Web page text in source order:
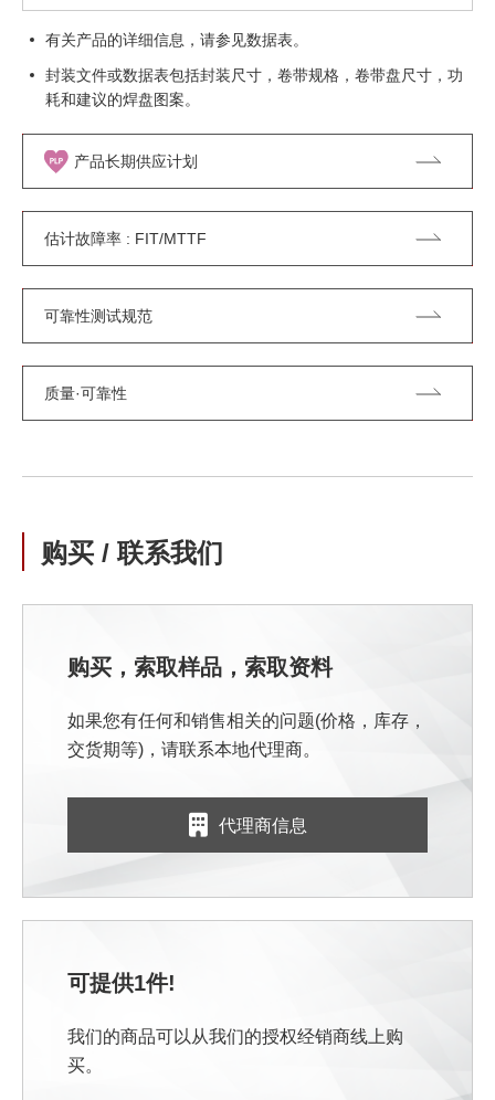
有关产品的详细信息，请参见数据表。
封装文件或数据表包括封装尺寸，卷带规格，卷带盘尺寸，功
耗和建议的焊盘图案。
产品长期供应计划
估计故障率 : FIT/MTTF
可靠性测试规范
质量·可靠性
购买 / 联系我们
购买，索取样品，索取资料
如果您有任何和销售相关的问题(价格，库存，
交货期等)，请联系本地代理商。
代理商信息
可提供1件!
我们的商品可以从我们的授权经销商线上购
买。